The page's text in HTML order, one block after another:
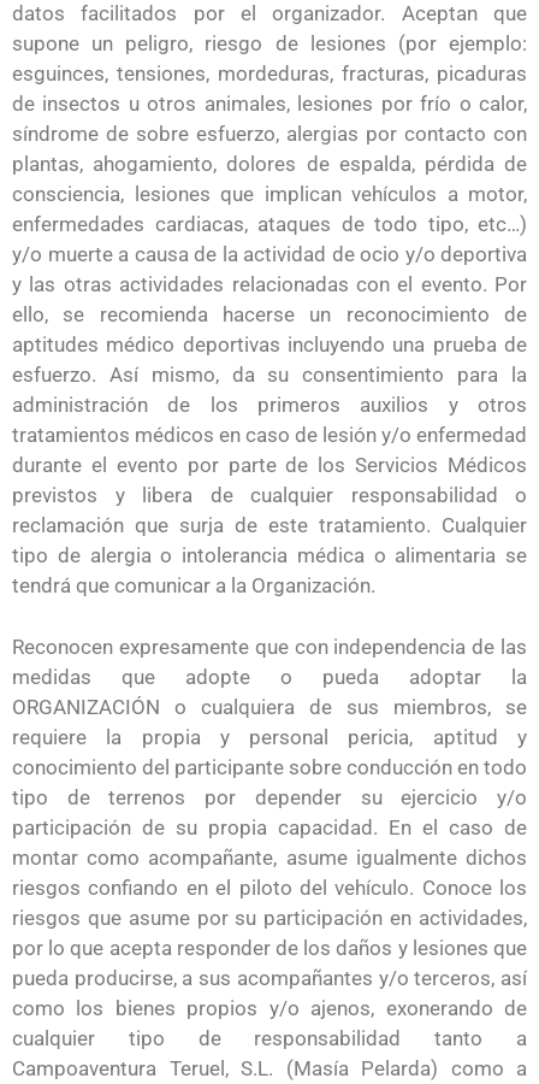
datos facilitados por el organizador. Aceptan que
supone un peligro, riesgo de lesiones (por ejemplo:
esguinces, tensiones, mordeduras, fracturas, picaduras
de insectos u otros animales, lesiones por frío o calor,
síndrome de sobre esfuerzo, alergias por contacto con
plantas, ahogamiento, dolores de espalda, pérdida de
consciencia, lesiones que implican vehículos a motor,
enfermedades cardiacas, ataques de todo tipo, etc…)
y/o muerte a causa de la actividad de ocio y/o deportiva
y las otras actividades relacionadas con el evento. Por
ello, se recomienda hacerse un reconocimiento de
aptitudes médico deportivas incluyendo una prueba de
esfuerzo. Así mismo, da su consentimiento para la
administración de los primeros auxilios y otros
tratamientos médicos en caso de lesión y/o enfermedad
durante el evento por parte de los Servicios Médicos
previstos y libera de cualquier responsabilidad o
reclamación que surja de este tratamiento. Cualquier
tipo de alergia o intolerancia médica o alimentaria se
tendrá que comunicar a la Organización.
Reconocen expresamente que con independencia de las
medidas que adopte o pueda adoptar la
ORGANIZACIÓN o cualquiera de sus miembros, se
requiere la propia y personal pericia, aptitud y
conocimiento del participante sobre conducción en todo
tipo de terrenos por depender su ejercicio y/o
participación de su propia capacidad. En el caso de
montar como acompañante, asume igualmente dichos
riesgos confiando en el piloto del vehículo. Conoce los
riesgos que asume por su participación en actividades,
por lo que acepta responder de los daños y lesiones que
pueda producirse, a sus acompañantes y/o terceros, así
como los bienes propios y/o ajenos, exonerando de
cualquier tipo de responsabilidad tanto a
Campoaventura Teruel, S.L. (Masía Pelarda) como a